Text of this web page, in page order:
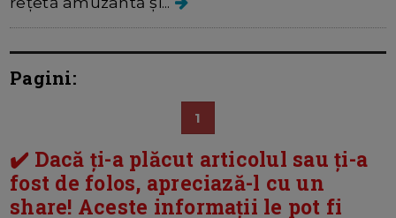
Pagini:
1
✔️ Dacă ți-a plăcut articolul sau ți-a
fost de folos, apreciază-l cu un
share! Aceste informații le pot fi